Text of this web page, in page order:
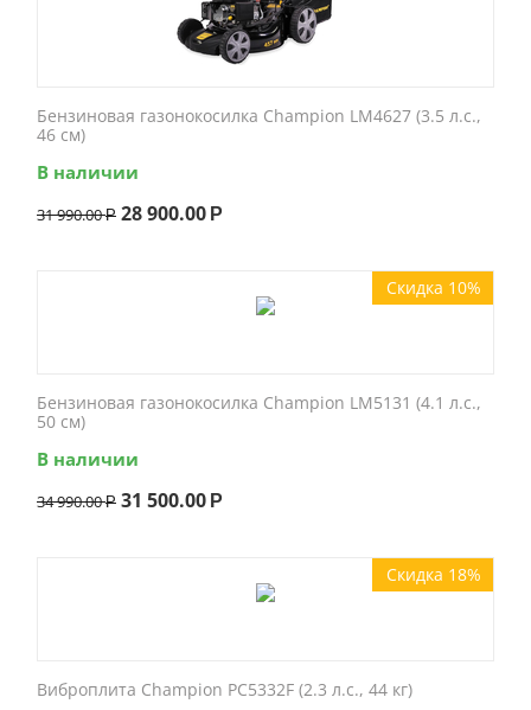
Бензиновая газонокосилка Champion LM4627 (3.5 л.с.,
46 см)
В наличии
31 990.00 Р 28 900.00 Р
Скидка 10%
Бензиновая газонокосилка Champion LM5131 (4.1 л.с.,
50 см)
В наличии
34 990.00 Р 31 500.00 Р
Скидка 18%
Виброплита Champion PC5332F (2.3 л.с., 44 кг)